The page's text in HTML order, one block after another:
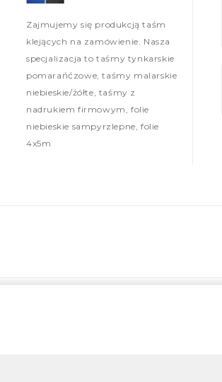
Zajmujemy się produkcją taśm
klejących na zamówienie. Nasza
specjalizacja to taśmy tynkarskie
pomarańćzowe, taśmy malarskie
niebieskie/żółte, taśmy z
nadrukiem firmowym, folie
niebieskie sampyrzlepne, folie
4x5m